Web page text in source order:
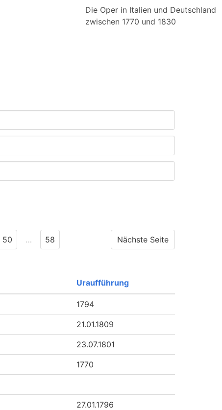
Die Oper in Italien und Deutschland
zwischen 1770 und 1830
Nächste Seite
50 … 58
Uraufführung
1794
21.01.1809
23.07.1801
1770
27.01.1796